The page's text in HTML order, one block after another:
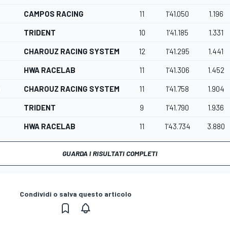
CAMPOS RACING 11 1'41.050 1.196
TRIDENT 10 1'41.185 1.331
CHAROUZ RACING SYSTEM 12 1'41.295 1.441
HWA RACELAB 11 1'41.306 1.452
CHAROUZ RACING SYSTEM 11 1'41.758 1.904
TRIDENT 9 1'41.790 1.936
HWA RACELAB 11 1'43.734 3.880
GUARDA I RISULTATI COMPLETI
Condividi o salva questo articolo